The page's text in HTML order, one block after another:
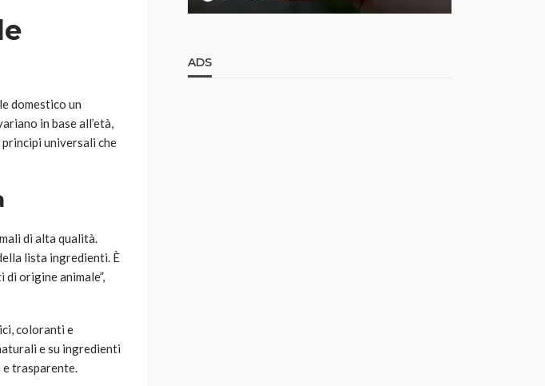
domestico un
in base all’età,
universali che
di alta qualità.
lista ingredienti. È
origine animale”,
coloranti e
e su ingredienti
e trasparente.
ADS